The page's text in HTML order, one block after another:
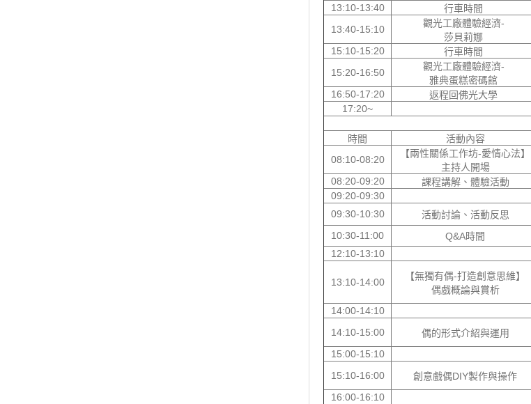
13:10-13:40
行車時間
13:40-15:10
觀光工廠體驗經濟-
莎貝莉娜
15:10-15:20
行車時間
15:20-16:50
觀光工廠體驗經濟-
雅典蛋糕密碼館
16:50-17:20
返程回佛光大學
17:20~
時間
活動內容
08:10-08:20
【兩性關係工作坊-愛情心法】
主持人開場
08:20-09:20
課程講解、體驗活動
09:20-09:30
09:30-10:30
活動討論、活動反思
10:30-11:00
Q&A時間
12:10-13:10
13:10-14:00
【無獨有偶-打造創意思維】
偶戲概論與賞析
14:00-14:10
14:10-15:00
偶的形式介紹與運用
15:00-15:10
15:10-16:00
創意戲偶DIY製作與操作
16:00-16:10